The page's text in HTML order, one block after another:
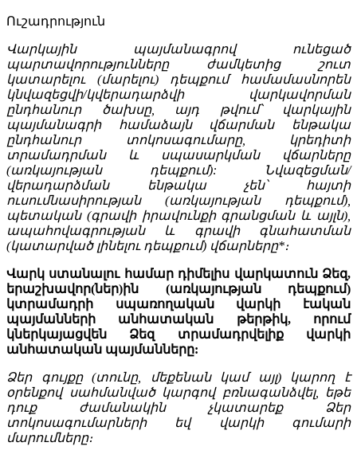
Ուշադրություն
Վարկային պայմանագրով ունեցած
պարտավորությունները ժամկետից շուտ
կատարելու (մարելու) դեպքում համամասնորեն
կնվազեցվի/կվերադարձվի վարկավորման
ընդհանուր ծախսը, այդ թվում՝ վարկային
պայմանագրի համաձայն վճարման ենթակա
ընդհանուր տոկոսագումարը, կրեդիտի
տրամադրման և սպասարկման վճարները
(առկայության դեպքում): Նվազեցման/
վերադարձման ենթակա չեն՝ հայտի
ուսումնասիրության (առկայության դեպքում),
պետական (գրավի իրավունքի գրանցման և այլն),
ապահովագրության և գրավի գնահատման
(կատարված լինելու դեպքում) վճարները*։
Վարկ ստանալու համար դիմելիս վարկատուն Ձեզ,
երաշխավոր(ներ)ին (առկայության դեպքում)
կտրամադրի սպառողական վարկի էական
պայմանների անհատական թերթիկ, որում
կներկայացվեն Ձեզ տրամադրվելիք վարկի
անհատական պայմանները:
Ձեր գույքը (տունը, մեքենան կամ այլ) կարող է
օրենքով սահմանված կարգով բռնագանձվել, եթե
դուք ժամանակին չկատարեք Ձեր
տոկոսագումարների եվ վարկի գումարի
մարումները։